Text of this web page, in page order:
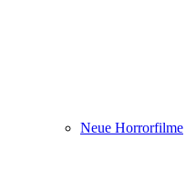
Neue Horrorfilme